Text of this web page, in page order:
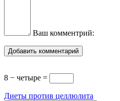
Ваш комментрий:
8 − четыре =
Диеты против целлюлита